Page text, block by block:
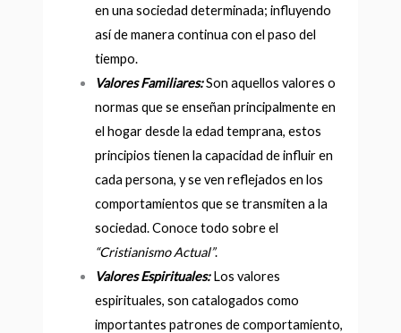
en una sociedad determinada; influyendo
así de manera continua con el paso del
tiempo.
Valores Familiares:Son aquellos valores o
normas que se enseñan principalmente en
el hogar desde la edad temprana, estos
principios tienen la capacidad de influir en
cada persona, y se ven reflejados en los
comportamientos que se transmiten a la
sociedad. Conoce todo sobre el
“Cristianismo Actual”.
Valores Espirituales:Los valores
espirituales, son catalogados como
importantes patrones de comportamiento,